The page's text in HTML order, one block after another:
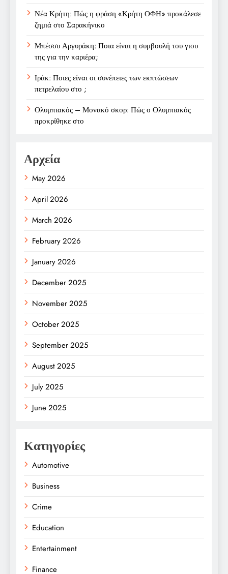
Νέα Κρήτη: Πώς η φράση «Κρήτη ΟΦΗ» προκάλεσε
ζημιά στο Σαρακήνικο
Μπέσσυ Αργυράκη: Ποια είναι η συμβουλή του γιου
της για την καριέρα;
Ιράκ: Ποιες είναι οι συνέπειες των εκπτώσεων
πετρελαίου στο ;
Ολυμπιακός – Μονακό σκορ: Πώς ο Ολυμπιακός
προκρίθηκε στο
Αρχεία
May 2026
April 2026
March 2026
February 2026
January 2026
December 2025
November 2025
October 2025
September 2025
August 2025
July 2025
June 2025
Κατηγορίες
Automotive
Business
Crime
Education
Entertainment
Finance